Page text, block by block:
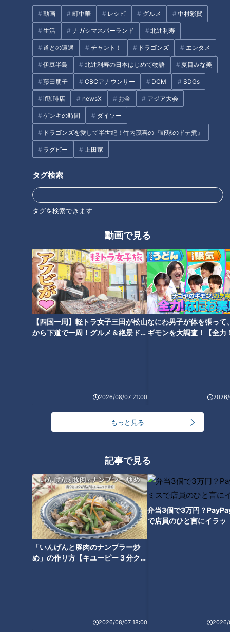
動画 町中華 レシピ グルメ 中村彩賀
生活 ナガシマスパーランド 北辻利寿
道との遭遇 チャント！ ドラゴンズ エンタメ
伊豆半島 北辻利寿の日本はじめて物語 夏目みな美
藤田朋子 CBCアナウンサー DCM SDGs
if珈琲店 newsX お金 アジア大会
ゲンキの時間 ダイソー
ドラゴンズを愛して半世紀！竹内茂喜の『野球のドテ煮』
ラグビー 上田家
タグ検索
タグを検索できます
動画で見る
【四国一周】軽トラ女子三田が松山
から下道で一周！グルメ＆絶景ドラ
2026/08/07 21:00
なにわ男子が体を張って
ギモンを大調査！【全力
2026/
もっと見る
記事で見る
「いんげんと豚肉のナンプラー炒
め」の作り方【キユーピー３分クッ
2026/08/07 18:00
弁当3個で3万円？
で店員のひと言にイラッ
2026/
か？」
質問（4）「食事中や食後に決まって咳が出ます。これって
何でしょう？」
質問（5）「職場の人が、半年ほど前からずっと咳払いをし
ていて気になります」
質問（6）「痰が出る咳にはどんな病気の可能性があります
か？」
質問（7）「咳をすぐに止める方法はありますか？」
オススメ関連コンテンツ
質問（1）「新型コロナの咳は見分けられます
か？」
出る割合は5割程度といわれています。さらに、新型コロナ特
事は難しいそうです。咳や発熱などの症状がある場合は、病院
質問（2）「朝方になると咳が出るのですが大丈
夫でしょうか？」
先生によると、一番考えられる病名は「気管支喘息」との事。
喘息とは、アレルギー物質などが原因となって気管支の内側に
炎症が起き、空気の通り道が狭くなる病気。炎症により、粘膜
が荒れてしまうため、刺激を受けると咳が出やすくなるそうで
交感神経が優位になっている状況では、気管支が収縮しやすく